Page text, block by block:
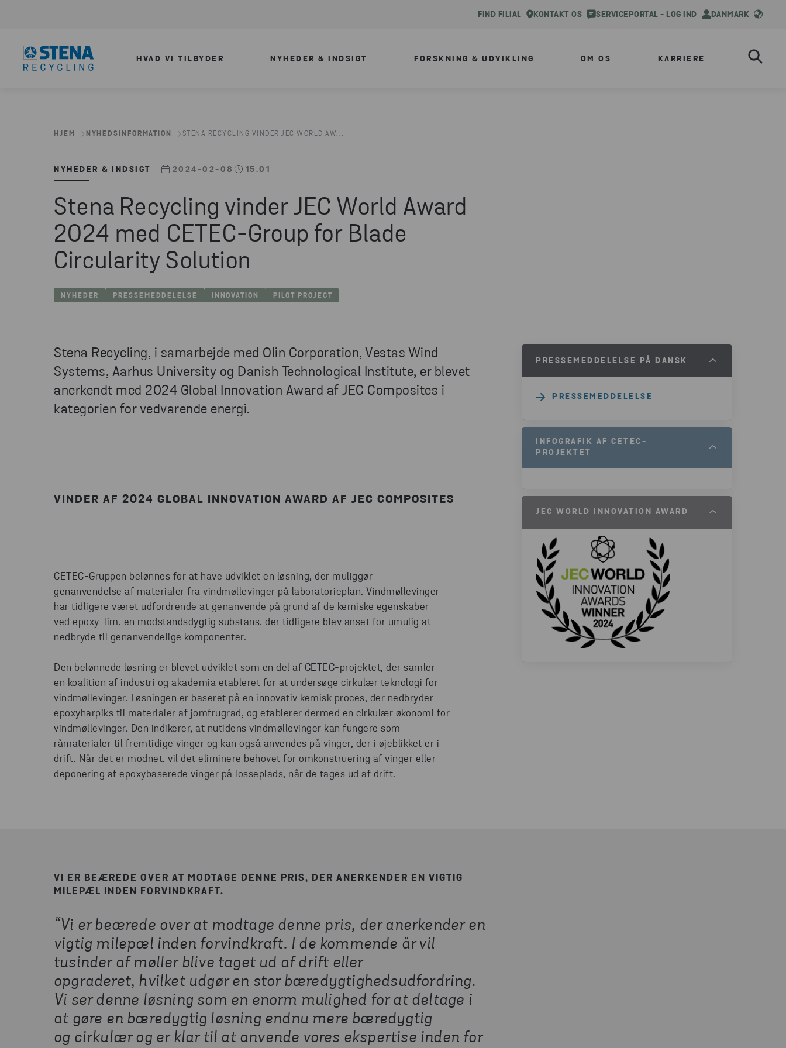
FIND FILIAL KONTAKT OS SERVICEPORTAL - LOG IND DANMARK
HVAD VI TILBYDER NYHEDER & INDSIGT FORSKNING & UDVIKLING OM OS KARRIERE
HJEM NYHEDSINFORMATION STENA RECYCLING VINDER JEC WORLD AW...
NYHEDER & INDSIGT 2024-02-08 15.01
Stena Recycling vinder JEC World Award
2024 med CETEC-Group for Blade
Circularity Solution
NYHEDER PRESSEMEDDELELSE INNOVATION PILOT PROJECT
Stena Recycling, i samarbejde med Olin Corporation, Vestas Wind
Systems, Aarhus University og Danish Technological Institute, er blevet
anerkendt med 2024 Global Innovation Award af JEC Composites i
kategorien for vedvarende energi.
VINDER AF 2024 GLOBAL INNOVATION AWARD AF JEC COMPOSITES
CETEC-Gruppen belønnes for at have udviklet en løsning, der muliggør
genanvendelse af materialer fra vindmøllevinger på laboratorieplan. Vindmøllevinger
har tidligere været udfordrende at genanvende på grund af de kemiske egenskaber
ved epoxy-lim, en modstandsdygtig substans, der tidligere blev anset for umulig at
nedbryde til genanvendelige komponenter.
Den belønnede løsning er blevet udviklet som en del af CETEC-projektet, der samler
en koalition af industri og akademia etableret for at undersøge cirkulær teknologi for
vindmøllevinger. Løsningen er baseret på en innovativ kemisk proces, der nedbryder
epoxyharpiks til materialer af jomfrugrad, og etablerer dermed en cirkulær økonomi for
vindmøllevinger. Den indikerer, at nutidens vindmøllevinger kan fungere som
råmaterialer til fremtidige vinger og kan også anvendes på vinger, der i øjeblikket er i
drift. Når det er modnet, vil det eliminere behovet for omkonstruering af vinger eller
deponering af epoxybaserede vinger på losseplads, når de tages ud af drift.
VI ER BEÆREDE OVER AT MODTAGE DENNE PRIS, DER ANERKENDER EN VIGTIG
MILEPÆL INDEN FORVINDKRAFT.
“Vi er beærede over at modtage denne pris, der anerkender en
vigtig milepæl inden forvindkraft. I de kommende år vil
tusinder af møller blive taget ud af drift eller
opgraderet, hvilket udgør en stor bæredygtighedsudfordring.
Vi ser denne løsning som en enorm mulighed for at deltage i
at gøre en bæredygtig løsning endnu mere bæredygtig
og cirkulær og er klar til at anvende vores ekspertise inden for
PRESSEMEDDELELSE PÅ DANSK
PRESSEMEDDELELSE
INFOGRAFIK AF CETEC-
PROJEKTET
JEC WORLD INNOVATION AWARD